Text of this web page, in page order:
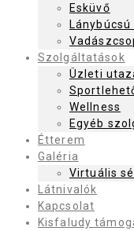
Esküvő
Szolgáltatások
Üzleti
Wellness
Egyéb
Étterem
Galéria
Virtuális
Látnivalók
Kapcsolat
Kisfaludy